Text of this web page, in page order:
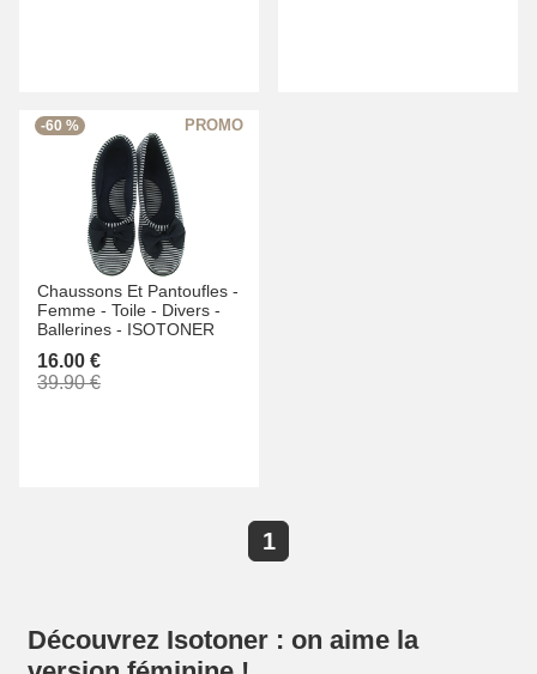
Découvrez Isotoner : on aime la
-60 %
Chaussons Et Pantoufles -
Femme - Toile - Divers -
Ballerines - ISOTONER
16.00 €
39.90 €
1